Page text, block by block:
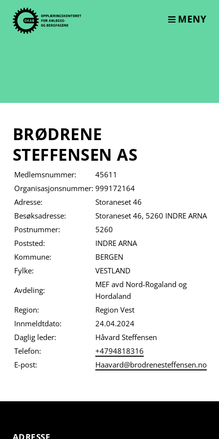
content
MENY
BRØDRENE
STEFFENSEN AS
Medlemsnummer:
45611
Organisasjonsnummer: 999172164
Adresse:
Storaneset 46
Besøksadresse:
Storaneset 46, 5260 INDRE ARNA
Postnummer:
5260
Poststed:
INDRE ARNA
Kommune:
BERGEN
Fylke:
VESTLAND
Avdeling:
MEF avd Nord-Rogaland og
Hordaland
Region:
Region Vest
Innmeldtdato:
24.04.2024
Daglig leder:
Håvard Steffensen
Telefon:
+4794818316
E-post:
Haavard@brodrenesteffensen.no